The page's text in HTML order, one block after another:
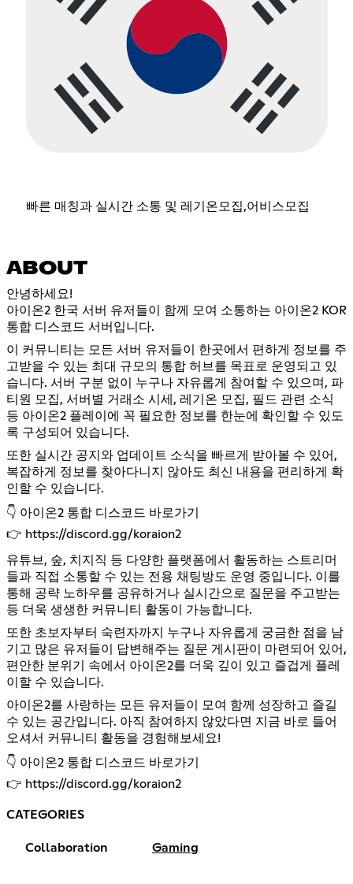
빠른 매칭과 실시간 소통 및 레기온모집,어비스모집
ABOUT
안녕하세요!
아이온2 한국 서버 유저들이 함께 모여 소통하는 아이온2 KOR
통합 디스코드 서버입니다.
이 커뮤니티는 모든 서버 유저들이 한곳에서 편하게 정보를 주
고받을 수 있는 최대 규모의 통합 허브를 목표로 운영되고 있
습니다. 서버 구분 없이 누구나 자유롭게 참여할 수 있으며, 파
티원 모집, 서버별 거래소 시세, 레기온 모집, 필드 관련 소식
등 아이온2 플레이에 꼭 필요한 정보를 한눈에 확인할 수 있도
록 구성되어 있습니다.
또한 실시간 공지와 업데이트 소식을 빠르게 받아볼 수 있어,
복잡하게 정보를 찾아다니지 않아도 최신 내용을 편리하게 확
인할 수 있습니다.
👇 아이온2 통합 디스코드 바로가기
👉 https://discord.gg/koraion2
유튜브, 숲, 치지직 등 다양한 플랫폼에서 활동하는 스트리머
들과 직접 소통할 수 있는 전용 채팅방도 운영 중입니다. 이를
통해 공략 노하우를 공유하거나 실시간으로 질문을 주고받는
등 더욱 생생한 커뮤니티 활동이 가능합니다.
또한 초보자부터 숙련자까지 누구나 자유롭게 궁금한 점을 남
기고 많은 유저들이 답변해주는 질문 게시판이 마련되어 있어,
편안한 분위기 속에서 아이온2를 더욱 깊이 있고 즐겁게 플레
이할 수 있습니다.
아이온2를 사랑하는 모든 유저들이 모여 함께 성장하고 즐길
수 있는 공간입니다. 아직 참여하지 않았다면 지금 바로 들어
오셔서 커뮤니티 활동을 경험해보세요!
👇 아이온2 통합 디스코드 바로가기
👉 https://discord.gg/koraion2
CATEGORIES
Collaboration Gaming